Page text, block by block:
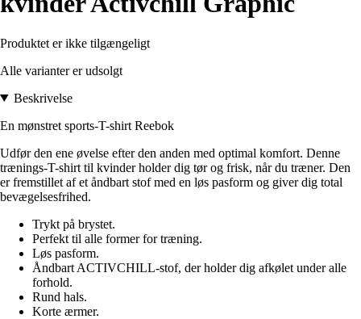
Produktet er ikke tilgængeligt
Alle varianter er udsolgt
Beskrivelse
En mønstret sports-T-shirt Reebok
Udfør den ene øvelse efter den anden med optimal komfort. Denne
trænings-T-shirt til kvinder holder dig tør og frisk, når du træner. Den
er fremstillet af et åndbart stof med en løs pasform og giver dig total
bevægelsesfrihed.
Trykt på brystet.
Perfekt til alle former for træning.
Løs pasform.
Åndbart ACTIVCHILL-stof, der holder dig afkølet under alle
forhold.
Rund hals.
Korte ærmer.